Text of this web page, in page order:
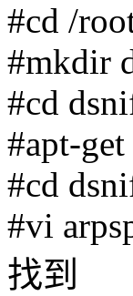
#cd /
#mkdir
#cd
#apt-
#cd
#vi
找到